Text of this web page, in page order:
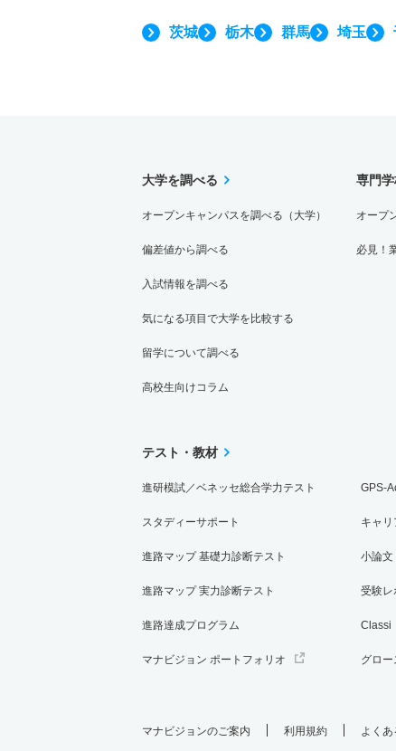
茨城 栃木 群馬 埼玉
大学を調べる
オープンキャンパスを調べる（大学）
偏差値から調べる
入試情報を調べる
気になる項目で大学を比較する
留学について調べる
高校生向けコラム
専門
オープ
必見！
テスト・教材
進研模試／ベネッセ総合学力テスト
スタディーサポート
進路マップ 基礎力診断テスト
進路マップ 実力診断テスト
進路達成プログラム
マナビジョン ポートフォリオ
GPS-
キャ
小論文
受験レ
Classi
グロ
マナビジョンのご案内 利用規約 よく